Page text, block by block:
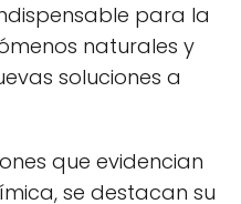
para la
naturales y
soluciones a
que evidencian
se destacan su